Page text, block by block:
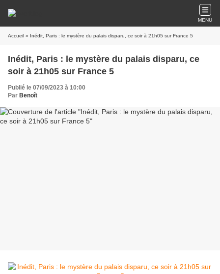
MENU
Accueil » Inédit, Paris : le mystère du palais disparu, ce soir à 21h05 sur France 5
Inédit, Paris : le mystère du palais disparu, ce
soir à 21h05 sur France 5
Publié le 07/09/2023 à 10:00
Par Benoît